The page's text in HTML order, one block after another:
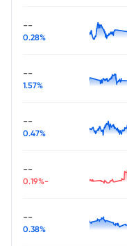
--
0.28%
--
1.57%
--
0.47%
--
-0.19%
--
0.38%